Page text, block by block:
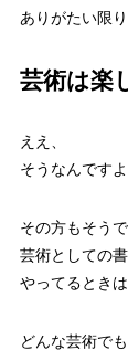
ありがたい限
芸術は楽
ええ、
そうなんですよ
その方もそう
芸術としての書
やってるとき
どんな芸術で